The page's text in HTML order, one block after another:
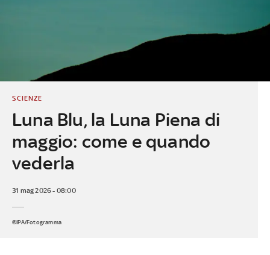
Luna Blu, la Luna Piena di
maggio: come e quando
vederla
SCIENZE
31 mag 2026 - 08:00
©IPA/Fotogramma